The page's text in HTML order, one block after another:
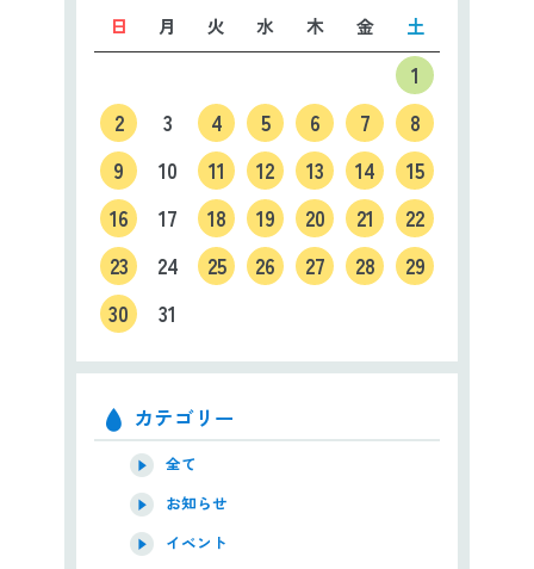
日 月 火 水 木 金 土
1
2
3 4 5 6 7
8
9
10 11 12 13 14
15
16
17 18 19 20 21
22
23
24 25 26 27 28
29
30
31
カテゴリー
全て
お知らせ
イベント